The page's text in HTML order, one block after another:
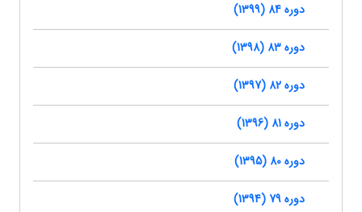
دوره 84 (1399)
دوره 83 (1398)
دوره 82 (1397)
دوره 81 (1396)
دوره 80 (1395)
دوره 79 (1394)